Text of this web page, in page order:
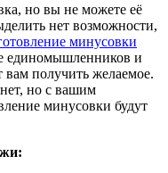
но вы не можете её
нет возможности,
минусовки
единомышленников и
вам получить желаемое.
но с вашим
минусовки будут